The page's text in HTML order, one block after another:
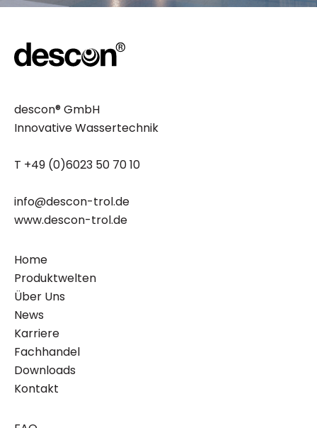
descon® GmbH
Innovative Wassertechnik
T +49 (0)6023 50 70 10
info@descon-trol.de
www.descon-trol.de
Home
Produktwelten
Über Uns
News
Karriere
Fachhandel
Downloads
Kontakt